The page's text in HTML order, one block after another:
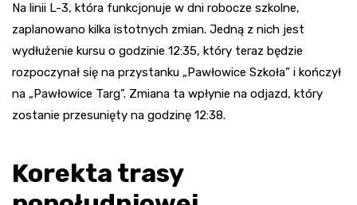
Na linii L-3, która funkcjonuje w dni robocze szkolne,
zaplanowano kilka istotnych zmian. Jedną z nich jest
wydłużenie kursu o godzinie 12:35, który teraz będzie
rozpoczynał się na przystanku „Pawłowice Szkoła” i kończył
na „Pawłowice Targ”. Zmiana ta wpłynie na odjazd, który
zostanie przesunięty na godzinę 12:38.
Korekta trasy